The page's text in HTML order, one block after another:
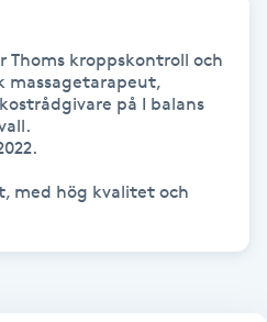
Thoms kroppskontroll och
massagetarapeut,
på I balans
med hög kvalitet och